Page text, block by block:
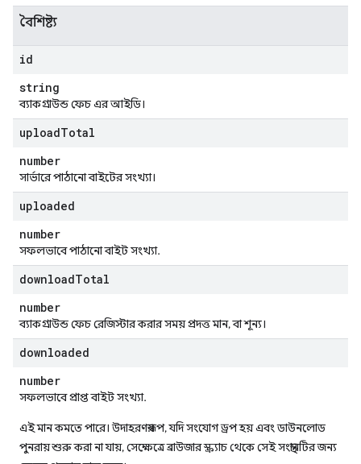
বৈশিষ্ট্য
id
string
ব্যাকগ্রাউন্ড ফেচ এর আইডি।
uploadTotal
number
সার্ভারে পাঠানো বাইটের সংখ্যা।
uploaded
number
সফলভাবে পাঠানো বাইট সংখ্যা.
downloadTotal
number
ব্যাকগ্রাউন্ড ফেচ রেজিস্টার করার সময় প্রদত্ত মান, বা শূন্য।
downloaded
number
সফলভাবে প্রাপ্ত বাইট সংখ্যা.
এই মান কমতে পারে। উদাহরণস্বরূপ, যদি সংযোগ ড্রপ হয় এবং ডাউনলোড
পুনরায় শুরু করা না যায়, সেক্ষেত্রে ব্রাউজার স্ক্র্যাচ থেকে সেই সংস্থানটির জন্য